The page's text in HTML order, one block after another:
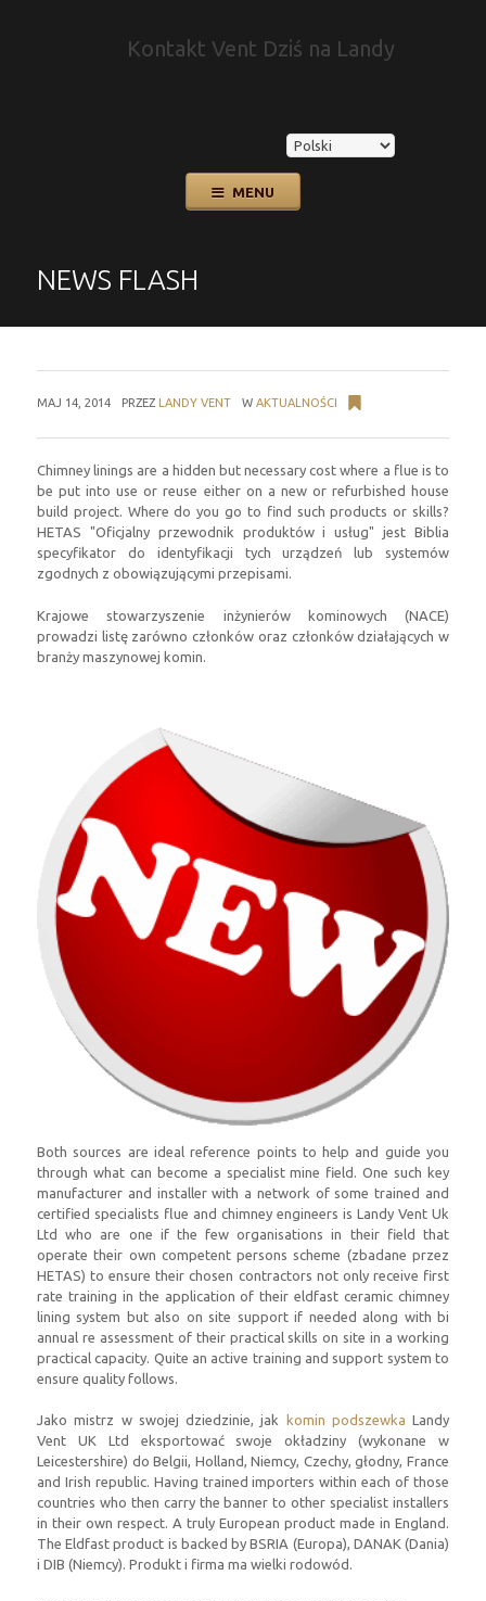
Kontakt Vent Dziś na Landy
MENU
NEWS FLASH
MAJ 14, 2014 PRZEZ LANDY VENT W AKTUALNOŚCI
Chimney linings are a hidden but necessary cost where a flue is to
be put into use or reuse either on a new or refurbished house
build project. Where do you go to find such products or skills?
HETAS "Oficjalny przewodnik produktów i usług" jest Biblia
specyfikator do identyfikacji tych urządzeń lub systemów
zgodnych z obowiązującymi przepisami.
Krajowe stowarzyszenie inżynierów kominowych (NACE)
prowadzi listę zarówno członków oraz członków działających w
branży maszynowej komin.
Both sources are ideal reference points to help and guide you
through what can become a specialist mine field .One such key
manufacturer and installer with a network of some trained and
certified specialists flue and chimney engineers is Landy Vent Uk
Ltd who are one if the few organisations in their field that
operate their own competent persons scheme (zbadane przez
HETAS)to ensure their chosen contractors not only receive first
rate training in the application of their eldfast ceramic chimney
lining system but also on site support if needed along with bi
annual re assessment of their practical skills on site in a working
practical capacity Quite an active training and support system to
ensure quality follows
Jako mistrz w swojej dziedzinie, jak komin podszewka Landy
Vent UK Ltd eksportować swoje okładziny (wykonane w
Leicestershire) do Belgii, Holland, Niemcy, Czechy, głodny, France
and Irish republic. Having trained importers within each of those
countries who then carry the banner to other specialist installers
in their own respect. A truly European product made in England .
The Eldfast product is backed by BSRIA (Europa), DANAK (Dania)
i DIB (Niemcy). Produkt i firma ma wielki rodowód.